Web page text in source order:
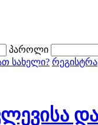
პაროლი
სახელი?